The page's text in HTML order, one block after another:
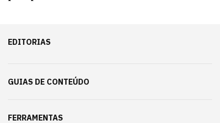
EDITORIAS
GUIAS DE CONTEÚDO
FERRAMENTAS